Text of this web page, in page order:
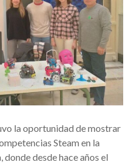
la oportunidad de mostrar
Steam en la
desde hace años el